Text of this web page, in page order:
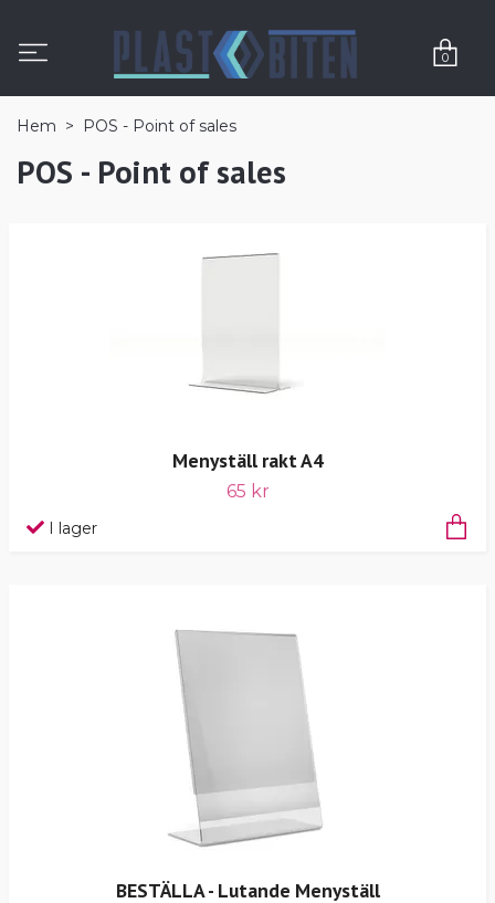
0
Hem POS - Point of sales
POS - Point of sales
Menyställ rakt A4
65 kr
I lager
BESTÄLLA - Lutande Menyställ